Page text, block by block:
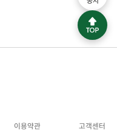
이용약관 고객센터